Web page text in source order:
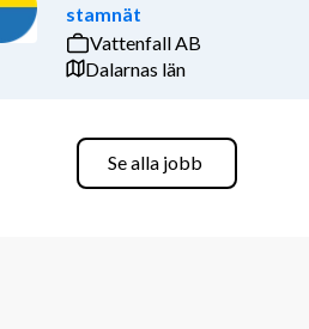
stamnät
Vattenfall AB
Dalarnas län
Se alla jobb